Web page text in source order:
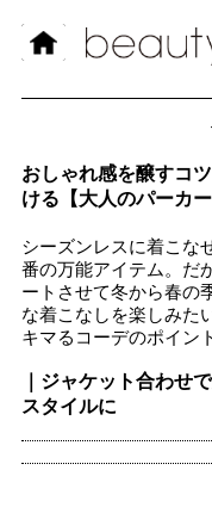
おしゃれ感を醸すコ
ける【大人のパーカー
シーズンレスに着こな
番の万能アイテム。だ
ートさせて冬から春の
な着こなしを楽しみた
キマるコーデのポイン
｜ジャケット合わせ
スタイルに